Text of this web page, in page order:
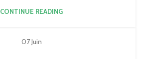
CONTINUE READING
07Juin